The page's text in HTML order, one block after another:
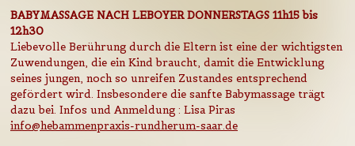
BABYMASSAGE NACH LEBOYER DONNERSTAGS 11h15 bis
12h30
Liebevolle Berührung durch die Eltern ist eine der wichtigsten
Zuwendungen, die ein Kind braucht, damit die Entwicklung
seines jungen, noch so unreifen Zustandes entsprechend
gefördert wird. Insbesondere die sanfte Babymassage trägt
dazu bei. Infos und Anmeldung : Lisa Piras
info@hebammenpraxis-rundherum-saar.de